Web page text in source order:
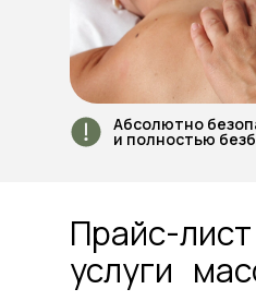
Абсолютно
и полностью
Прайс-
услуги